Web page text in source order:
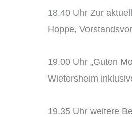
18.40 Uhr Zur
Hoppe,
19.00 Uhr „Guten
Wietersheim
19.35 Uhr weitere